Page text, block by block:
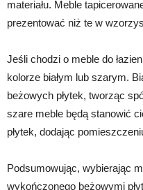
materiału. Meble
prezentować niż te w
Jeśli chodzi o meble do
kolorze białym lub szarym.
beżowych płytek, tworząc
szare meble będą stanowić
płytek, dodając
Podsumowując, wybierając
wykończonego beżowymi